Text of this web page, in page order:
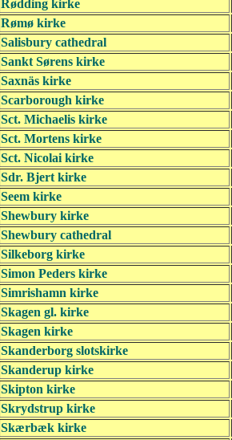
Rødding kirke
Rømø kirke
Salisbury cathedral
Sankt Sørens kirke
Saxnäs kirke
Scarborough kirke
Sct. Michaelis kirke
Sct. Mortens kirke
Sct. Nicolai kirke
Sdr. Bjert kirke
Seem kirke
Shewbury kirke
Shewbury cathedral
Silkeborg kirke
Simon Peders kirke
Simrishamn kirke
Skagen gl. kirke
Skagen kirke
Skanderborg slotskirke
Skanderup kirke
Skipton kirke
Skrydstrup kirke
Skærbæk kirke